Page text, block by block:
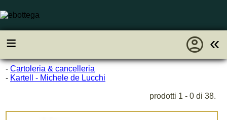
≡ «
account_circle
- Cartoleria & cancelleria
- Kartell - Michele de Lucchi
prodotti 1 - 0 di 38.